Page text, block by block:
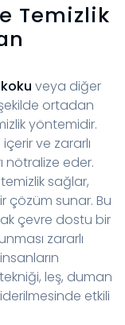
Temizlik
veya diğer
ortadan
yöntemidir.
içerir ve zararlı
nötralize eder.
sağlar,
çözüm sunar. Bu
çevre dostu bir
zararlı
leş, duman
etkili